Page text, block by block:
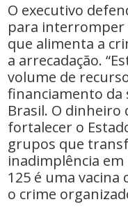
O executivo
para interromper
que alimenta a
a arrecadação.
volume de
financiamento da
Brasil. O dinheiro
fortalecer o
grupos que
inadimplência em
125 é uma vacina
o crime